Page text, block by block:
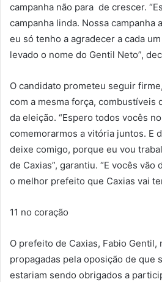
campanha não para de crescer.
campanha linda. Nossa campanha
eu só tenho a agradecer a cada
levado o nome do Gentil Neto”,
O candidato prometeu seguir
com a mesma força, combustíveis
da eleição. “Espero todos vocês
comemorarmos a vitória juntos. E
deixe comigo, porque eu vou
de Caxias”, garantiu. “E vocês
o melhor prefeito que Caxias vai
11 no coração
O prefeito de Caxias, Fabio
propagadas pela oposição de que
estariam sendo obrigados a